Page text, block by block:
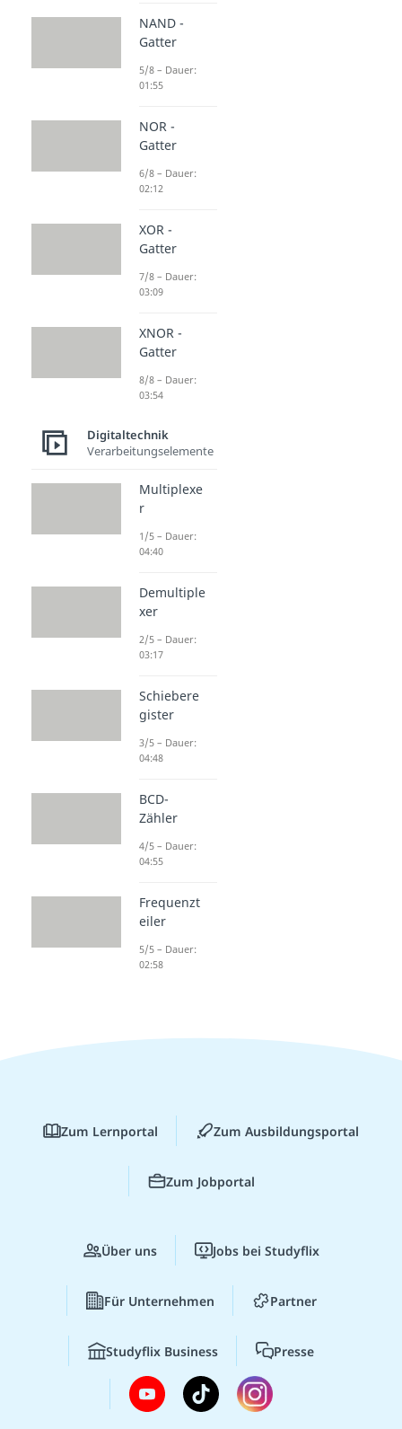
NAND -
Gatter
5/8 – Dauer:
01:55
NOR -
Gatter
6/8 – Dauer:
02:12
XOR -
Gatter
7/8 – Dauer:
03:09
XNOR -
Gatter
8/8 – Dauer:
03:54
Digitaltechnik
Verarbeitungselemente
Multiplexe
r
1/5 – Dauer:
04:40
Demultiple
xer
2/5 – Dauer:
03:17
Schiebere
gister
3/5 – Dauer:
04:48
BCD-
Zähler
4/5 – Dauer:
04:55
Frequenzt
eiler
5/5 – Dauer:
02:58
Zum Lernportal Zum Ausbildungsportal
Zum Jobportal
Über uns Jobs bei Studyflix
Für Unternehmen Partner
Studyflix Business Presse